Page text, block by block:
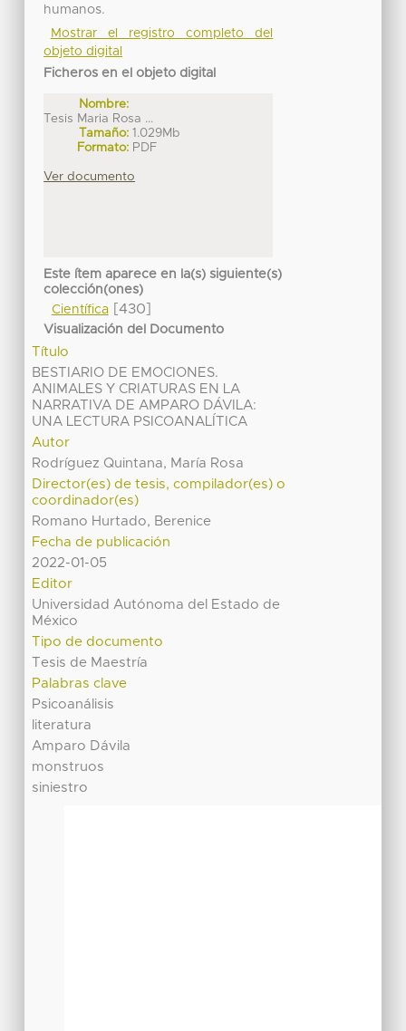
humanos.
Mostrar el registro completo del
objeto digital
Ficheros en el objeto digital
Nombre:
Tesis Maria Rosa ...
Tamaño: 1.029Mb
Formato: PDF
Ver documento
Este ítem aparece en la(s) siguiente(s)
colección(ones)
Científica[430]
Visualización del Documento
Título
BESTIARIO DE EMOCIONES.
ANIMALES Y CRIATURAS EN LA
NARRATIVA DE AMPARO DÁVILA:
UNA LECTURA PSICOANALÍTICA
Autor
Rodríguez Quintana, María Rosa
Director(es) de tesis, compilador(es) o
coordinador(es)
Romano Hurtado, Berenice
Fecha de publicación
2022-01-05
Editor
Universidad Autónoma del Estado de
México
Tipo de documento
Tesis de Maestría
Palabras clave
Psicoanálisis
literatura
Amparo Dávila
monstruos
siniestro